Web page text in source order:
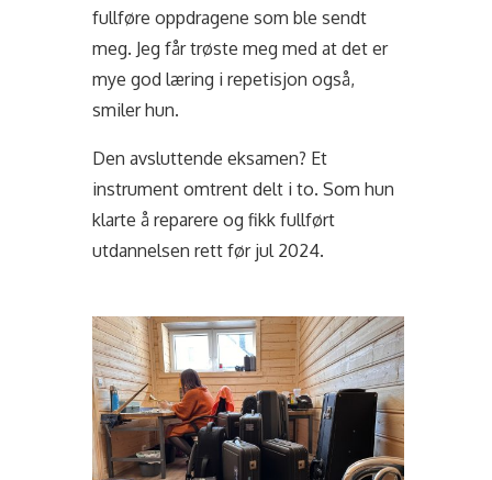
fullføre oppdragene som ble sendt
meg. Jeg får trøste meg med at det er
mye god læring i repetisjon også,
smiler hun.
Den avsluttende eksamen? Et
instrument omtrent delt i to. Som hun
klarte å reparere og fikk fullført
utdannelsen rett før jul 2024.